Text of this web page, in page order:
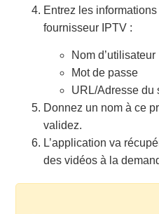
Entrez les
fournisseur IPTV :
Nom d’utilisateur
Mot de passe
URL/Adresse du
Donnez un nom à ce
validez.
L’application va
des vidéos à la